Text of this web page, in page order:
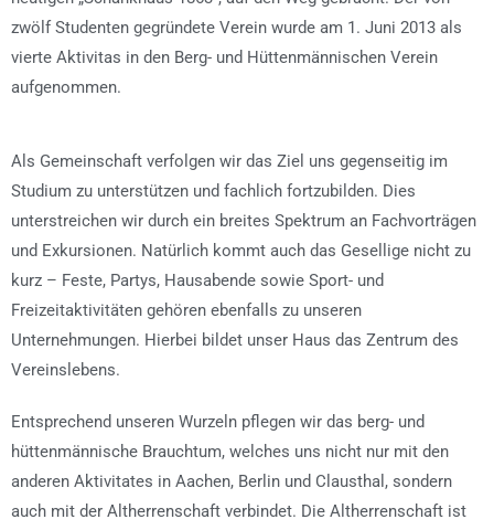
zwölf Studenten gegründete Verein wurde am 1. Juni 2013 als
vierte Aktivitas in den Berg- und Hüttenmännischen Verein
aufgenommen.
Als Gemeinschaft verfolgen wir das Ziel uns gegenseitig im
Studium zu unterstützen und fachlich fortzubilden. Dies
unterstreichen wir durch ein breites Spektrum an Fachvorträgen
und Exkursionen. Natürlich kommt auch das Gesellige nicht zu
kurz – Feste, Partys, Hausabende sowie Sport- und
Freizeitaktivitäten gehören ebenfalls zu unseren
Unternehmungen. Hierbei bildet unser Haus das Zentrum des
Vereinslebens.
Entsprechend unseren Wurzeln pflegen wir das berg- und
hüttenmännische Brauchtum, welches uns nicht nur mit den
anderen Aktivitates in Aachen, Berlin und Clausthal, sondern
auch mit der Altherrenschaft verbindet. Die Altherrenschaft ist